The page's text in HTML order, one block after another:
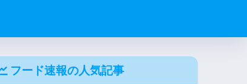
フード速報の人気記事